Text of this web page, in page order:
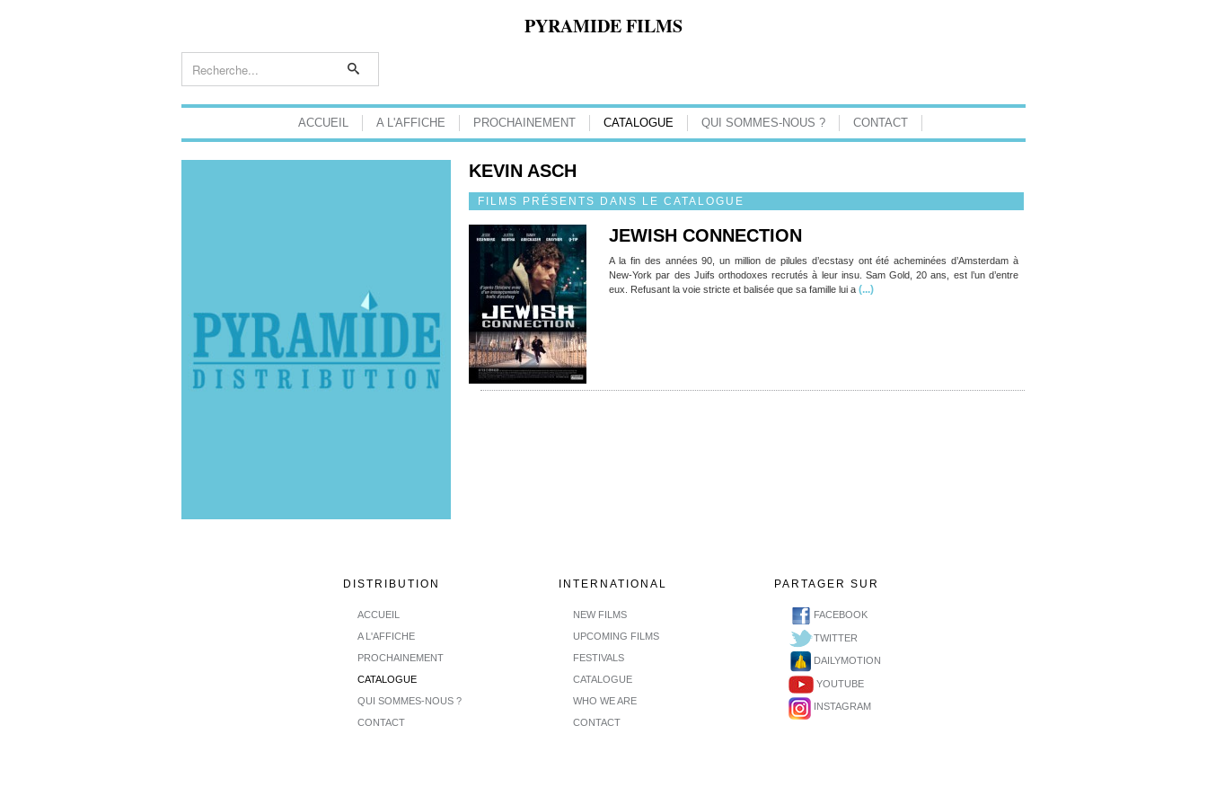
PYRAMIDE FILMS
ACCUEIL A L'AFFICHE PROCHAINEMENT CATALOGUE QUI SOMMES-NOUS ? CONTACT
KEVIN ASCH
FILMS PRÉSENTS DANS LE CATALOGUE
JEWISH CONNECTION
A la fin des années 90, un million de pilules d’ecstasy ont été acheminées d’Amsterdam à
New-York par des Juifs orthodoxes recrutés à leur insu. Sam Gold, 20 ans, est l’un d’entre
eux. Refusant la voie stricte et balisée que sa famille lui a (...)
DISTRIBUTION
ACCUEIL
A L'AFFICHE
PROCHAINEMENT
CATALOGUE
QUI SOMMES-NOUS ?
CONTACT
INTERNATIONAL
NEW FILMS
UPCOMING FILMS
FESTIVALS
CATALOGUE
WHO WE ARE
CONTACT
PARTAGER SUR
FACEBOOK
TWITTER
DAILYMOTION
YOUTUBE
INSTAGRAM